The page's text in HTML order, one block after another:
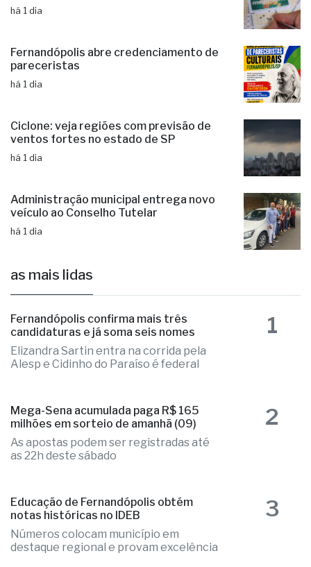
há 1 dia
Fernandópolis abre credenciamento de
pareceristas
há 1 dia
Ciclone: veja regiões com previsão de
ventos fortes no estado de SP
há 1 dia
Administração municipal entrega novo
veículo ao Conselho Tutelar
há 1 dia
as mais lidas
Fernandópolis confirma mais três
candidaturas e já soma seis nomes
Elizandra Sartin entra na corrida pela
Alesp e Cidinho do Paraíso é federal
1
Mega-Sena acumulada paga R$ 165
milhões em sorteio de amanhã (09)
As apostas podem ser registradas até
as 22h deste sábado
2
Educação de Fernandópolis obtém
notas históricas no IDEB
Números colocam município em
destaque regional e provam excelência
3